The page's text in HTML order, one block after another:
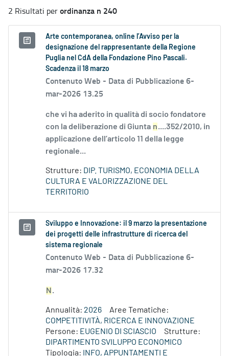
2 Risultati perordinanza n 240
Arte contemporanea, online l’Avviso per la
designazione del rappresentante della Regione
Puglia nel CdA della Fondazione Pino Pascali.
Scadenza il 18 marzo
Contenuto Web - Data di Pubblicazione 6-
mar-2026 13.25
che vi ha aderito in qualità di socio fondatore
con la deliberazione di Giunta n....352/2010, in
applicazione dell’articolo 11 della legge
regionale...
Strutture: DIP. TURISMO, ECONOMIA DELLA
CULTURA E VALORIZZAZIONE DEL
TERRITORIO
Sviluppo e Innovazione: il 9 marzo la presentazione
dei progetti delle infrastrutture di ricerca del
sistema regionale
Contenuto Web - Data di Pubblicazione 6-
mar-2026 17.32
N .
Annualità: 2026
Aree Tematiche:
COMPETITIVITÀ, RICERCA E INNOVAZIONE
Persone: EUGENIO DI SCIASCIO
Strutture:
DIPARTIMENTO SVILUPPO ECONOMICO
Tipologia:
INFO, APPUNTAMENTI E